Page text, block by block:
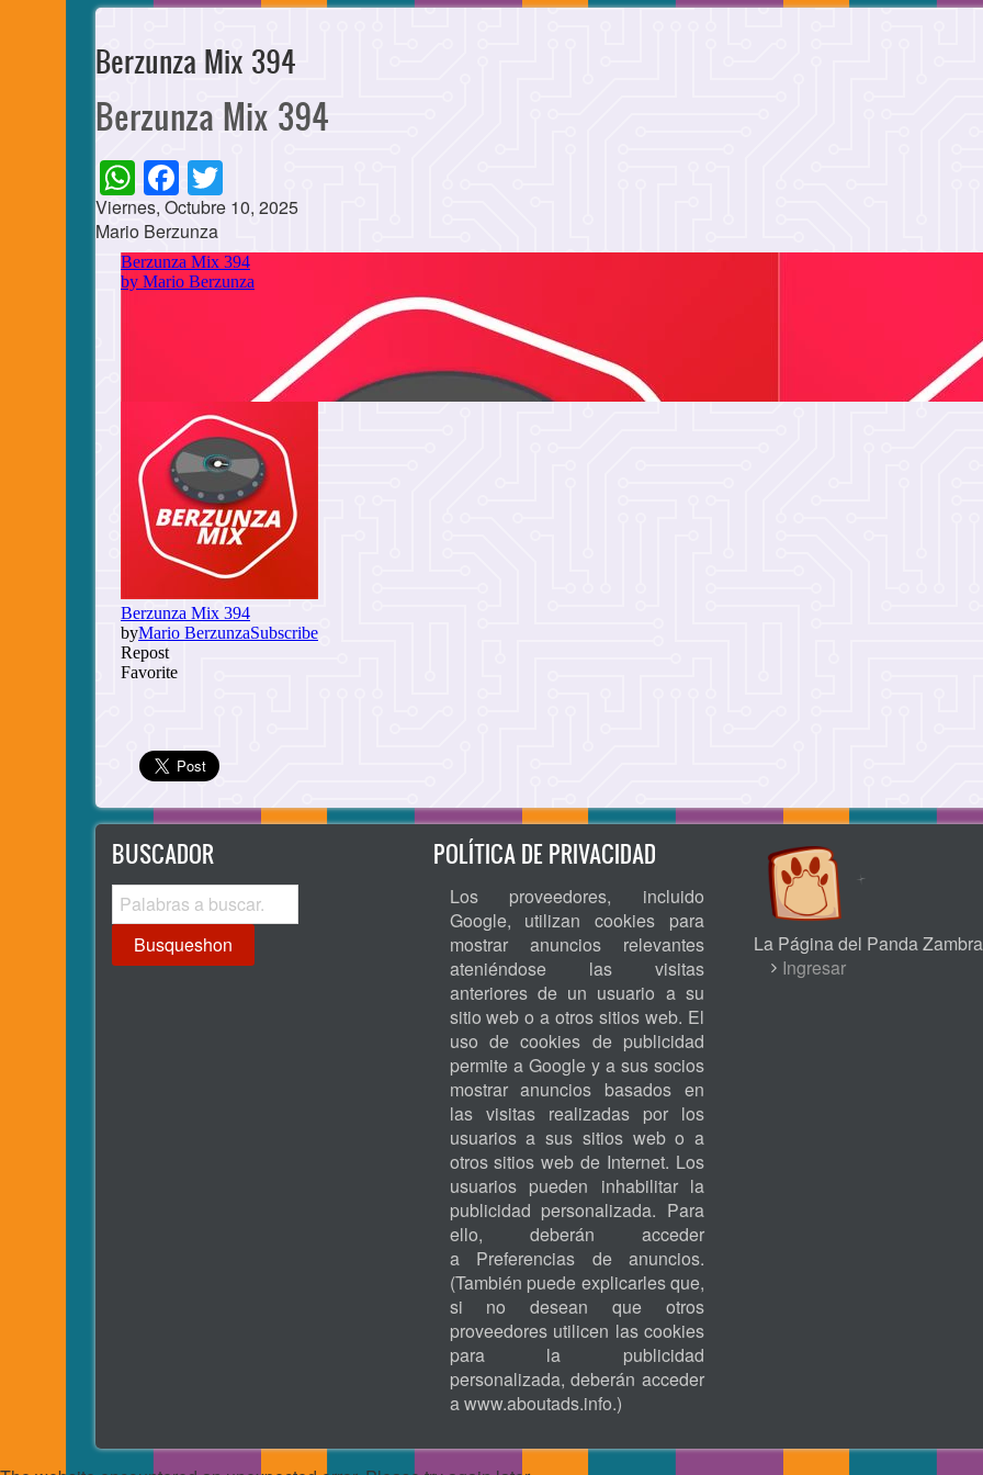
Berzunza Mix 394
Berzunza Mix 394
WhatsApp
Facebook
Viernes, Octubre 10, 2025
Mario Berzunza
Cuerpo
BUSCADOR
Busqueshon
POLÍTICA DE PRIVACIDAD
Los proveedores, incluido
Google, utilizan cookies para
mostrar anuncios relevantes
ateniéndose las visitas
anteriores de un usuario a su
sitio web o a otros sitios web. El
uso de cookies de publicidad
permite a Google y a sus socios
mostrar anuncios basados en
las visitas realizadas por los
usuarios a sus sitios web o a
otros sitios web de Internet. Los
usuarios pueden inhabilitar la
publicidad personalizada. Para
ello, deberán acceder
a Preferencias de anuncios.
(También puede explicarles que,
si no desean que otros
proveedores utilicen las cookies
para la publicidad
personalizada, deberán acceder
awww.aboutads.info.)
La Página del Panda
USERIngresar